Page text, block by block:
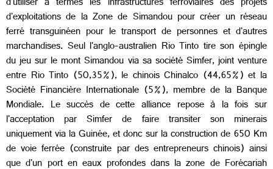
d'exploitations de la Zone de Simandou pour créer un réseau
ferré transguinéen pour le transport de personnes et d'autres
marchandises. Seul l'anglo-australien Rio Tinto tire son épingle
du jeu sur le mont Simandou via sa société Simfer, joint venture
entre Rio Tinto (50,35%), le chinois Chinalco (44,65%) et la
Société Financière Internationale (5%), membre de la Banque
Mondiale. Le succès de cette alliance repose à la fois sur
l'acceptation par Simfer de faire transiter son minerais
uniquement via la Guinée, et donc sur la construction de 650 Km
de voie ferrée (construite par des entrepreneurs chinois) ainsi
que d'un port en eaux profondes dans la zone de Forécariah